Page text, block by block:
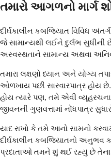
તમારો આગળનો માર્ગ
દીર્ઘકાલીન કબજિયાત વિવિધ
જે સામાન્યથી લઈને દુર્લભ
અસ્વસ્થતાને સામાન્ય અથવા
તમારા લક્ષણો ધ્યાન અને યોગ્ય
ઓળખાય પછી સારવારપાત્ર હોય
હોય ત્યારે પણ, તમે એવી
જીવનની ગુણવત્તામાં નોંધપાત્ર
યાદ રાખો કે તમે આનો સામનો
દીર્ઘકાલીન કબજિયાતનો
પ્રદાતાઓ તમને શું થઈ રહ્યું છે તેના